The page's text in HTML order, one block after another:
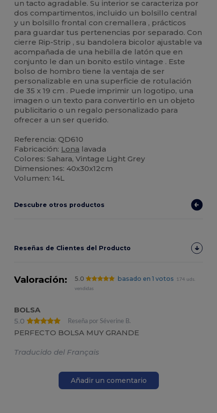
un tacto agradable. Su interior se caracteriza por
dos compartimentos, incluido un bolsillo central
y un bolsillo frontal con cremallera , prácticos
para guardar tus pertenencias por separado. Con
cierre Rip-Strip , su bandolera bicolor ajustable va
acompañada de una hebilla de latón que en
conjunto le dan un bonito estilo vintage . Este
bolso de hombro tiene la ventaja de ser
personalizable en una superficie de rotulación
de 35 x 19 cm . Puede imprimir un logotipo, una
imagen o un texto para convertirlo en un objeto
publicitario o un regalo personalizado para
ofrecer a un ser querido.
Referencia: QD610
Fabricación: Lona lavada
Colores: Sahara, Vintage Light Grey
Dimensiones: 40x30x12cm
Volumen: 14L
Descubre otros productos
Reseñas de Clientes del Producto
Valoración: 5.0 basado en 1 votos
174 uds.
vendidas
BOLSA
5.0
Reseña por Séverine B.
PERFECTO BOLSA MUY GRANDE
Traducido del Français
Añadir un comentario